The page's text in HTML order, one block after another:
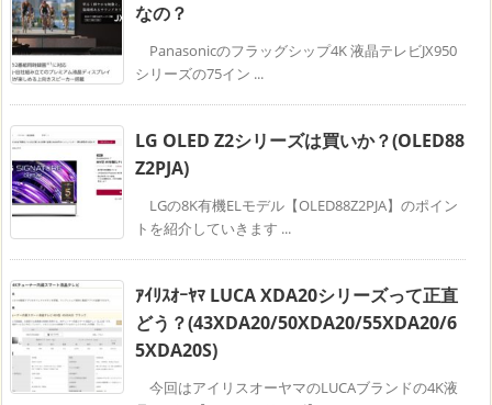
なの？
Panasonicのフラッグシップ4K 液晶テレビJX950
シリーズの75イン ...
LG OLED Z2シリーズは買いか？(OLED88
Z2PJA)
LGの8K有機ELモデル【OLED88Z2PJA】のポイン
トを紹介していきます ...
ｱｲﾘｽｵｰﾔﾏ LUCA XDA20シリーズって正直
どう？(43XDA20/50XDA20/55XDA20/6
5XDA20S)
今回はアイリスオーヤマのLUCAブランドの4K液